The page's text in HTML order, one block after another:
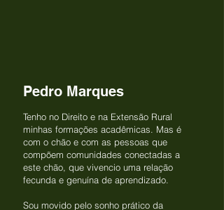
Pedro Marques
Tenho no Direito e na Extensão Rural
minhas formações acadêmicas. Mas é
com o chão e com as pessoas que
compõem comunidades conectadas a
este chão, que vivencio uma relação
fecunda e genuína de aprendizado.
Sou movido pelo sonho prático da